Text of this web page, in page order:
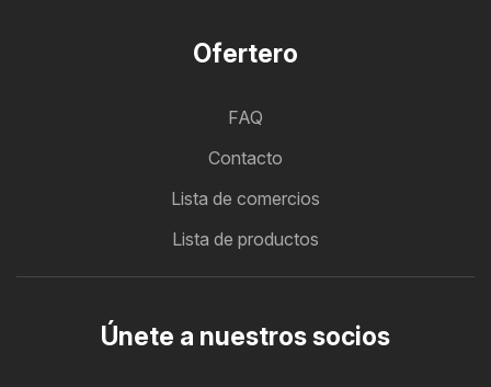
Ofertero
FAQ
Contacto
Lista de comercios
Lista de productos
Únete a nuestros socios